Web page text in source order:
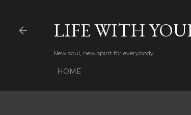
LIFE WITH
New soul, new spirit for everybody
HOME